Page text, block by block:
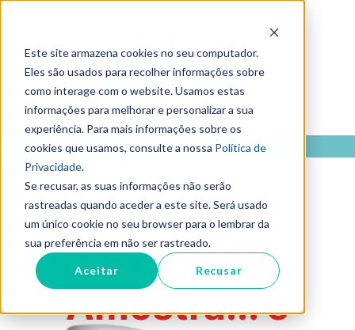
Este site armazena cookies no seu computador.
Eles são usados para recolher informações sobre
como interage com o website. Usamos estas
informações para melhorar e personalizar a sua
experiência. Para mais informações sobre os
cookies que usamos, consulte a nossa Política de
Privacidade.
Se recusar, as suas informações não serão
rastreadas quando aceder a este site. Será usado
um único cookie no seu browser para o lembrar da
sua preferência em não ser rastreado.
Aceitar Recusar
Peça a Sua
Amostra... é